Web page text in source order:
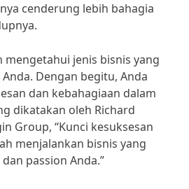
cenderung lebih bahagia
mengetahui jenis bisnis yang
Dengan begitu, Anda
dan kebahagiaan dalam
dikatakan oleh Richard
Group, “Kunci kesuksesan
menjalankan bisnis yang
passion Anda.”